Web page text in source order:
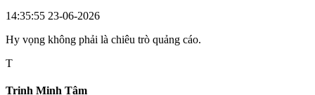
14:35:55 23-06-2026
Hy vọng không phải là chiêu trò quảng cáo.
T
Trịnh Minh Tâm